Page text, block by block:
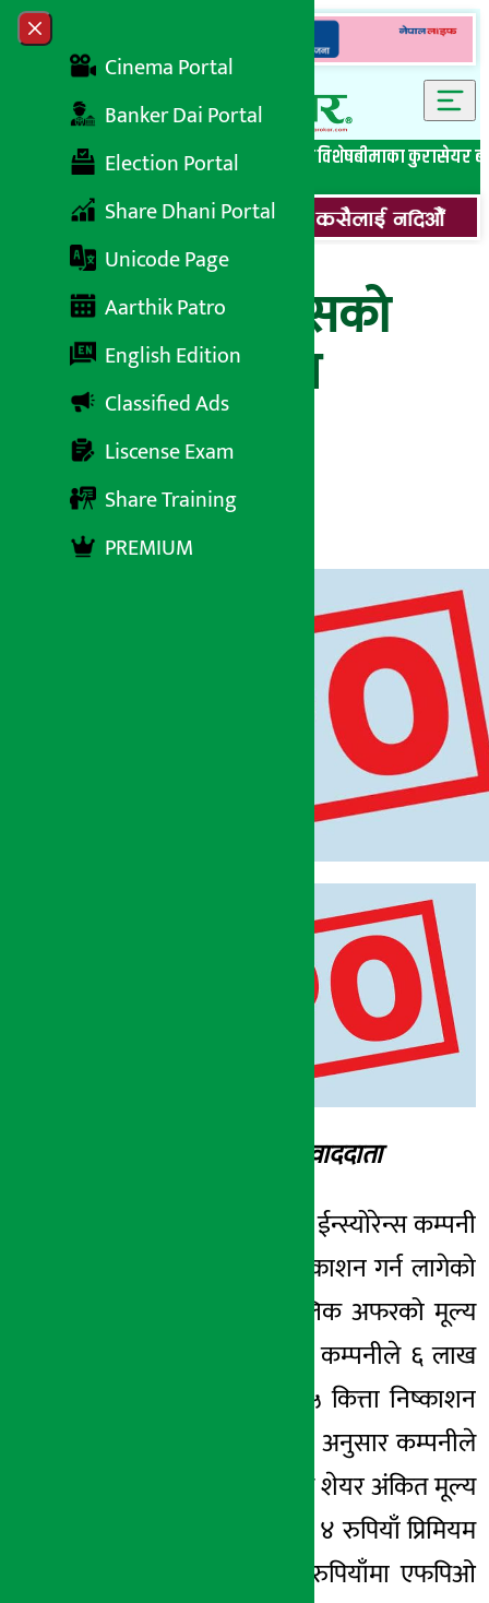
Skip to content
Close menu
Cinema Portal
Banker Dai Portal
Election Portal
Share Dhani Portal
Unicode Page
Aarthik Patro
English Edition
Classified Ads
Liscense Exam
Share Training
PREMIUM
सबै समाचारबेथिति मुर्दाबादबैंकिङ विशेष लघुवित्त विशेषबीमाका कुरासेयर
प्रिमियर ईन्स्योरेन्सको
एफपिओको मूल्य
निर्धारण
अर्थ सरोकार संम्वाददाता
काठमाण्डौ – प्रिमियर ईन्स्योरेन्स कम्पनी
नेपाल लिमिटेडले निष्काशन गर्न लागेको
नयाँ शेयर फर्दर पब्लिक अफरको मूल्य
निर्धारण गरेको छ । कम्पनीले ६ लाख
९५ हजार ५ सय ६५ कित्ता निष्काशन
गर्न लागेको हो । जस अनुसार कम्पनीले
साधारण शेयरको प्रति शेयर अंकित मूल्य
१ सय रुपैयाँमा ९ सय ४ रुपियाँ प्रिमियम
थप गरी १ हजार ४ रुपियाँमा एफपिओ